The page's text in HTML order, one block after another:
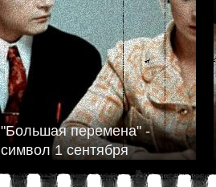
"Большая перемена" -
символ 1 сентября